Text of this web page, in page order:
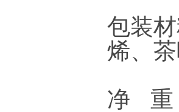
包装
烯、
净 重